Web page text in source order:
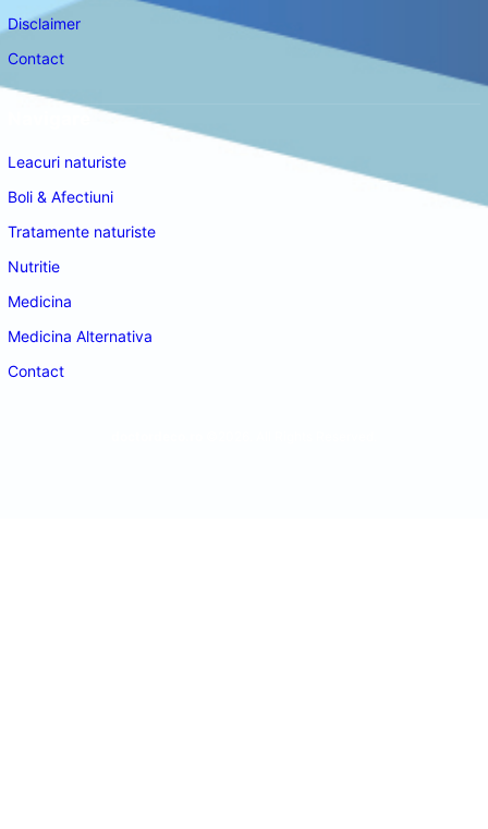
Disclaimer
Contact
Leacuri naturiste
Boli & Afectiuni
Tratamente naturiste
Nutritie
Medicina
Medicina Alternativa
Contact